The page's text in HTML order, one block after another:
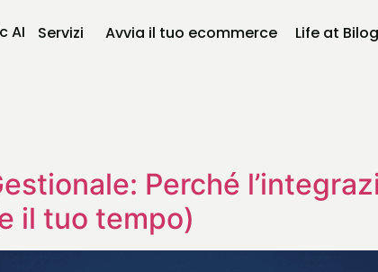
AI Servizi Avvia il tuo ecommerce Life at
Perché
il tuo tempo)